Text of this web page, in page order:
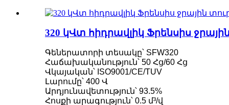
Միկրո տուրբո տուրբինային մինի
Ֆորստերի Հիդրոէլեկտրական Կապլան
320 կՎտ հզորությամբ հիդրավլիկ Ֆրենսիս
1200 կՎտ հզորությամբ Պելտոնի
Այլընտրանքային էներգիայի
320 կՎտ հիդրավլիկ Ֆրենսիս
Գեներատորի տեսակը՝ SFW320
Հաճախականություն՝ 50 Հց/60 Հց
Վկայական՝ ISO9001/CE/TUV
Լարումը՝ 400 Վ
Արդյունավետություն՝ 93.5%
Հոսքի արագություն՝ 0.5 մ³/վ